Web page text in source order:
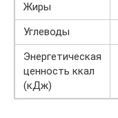
Жиры
Углеводы
Энергетическая
ценность ккал
(кДж)